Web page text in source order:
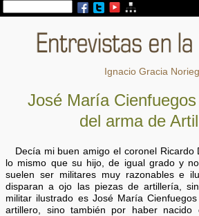
Ignacio Gracia
José María
del arma de
Decía mi buen amigo el coronel Ricardo
lo mismo que su hijo, de igual grado y
suelen ser militares muy razonables e
disparan a ojo las piezas de artillería,
militar ilustrado es José María
artillero, sino también por haber